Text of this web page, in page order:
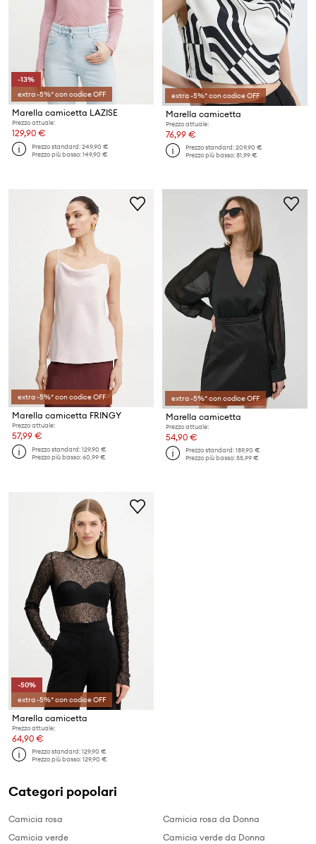
-13%
extra -5%* con codice OFF
Marella camicetta LAZISE
Prezzo attuale:
129,90 €
Prezzo standard:249,90 €
Prezzo più basso:149,90 €
extra -5%* con codice OFF
Marella camicetta
Prezzo attuale:
76,99 €
Prezzo standard:209,90 €
Prezzo più basso:81,99 €
extra -5%* con codice OFF
Marella camicetta FRINGY
Prezzo attuale:
57,99 €
Prezzo standard:129,90 €
Prezzo più basso:60,99 €
extra -5%* con codice OFF
Marella camicetta
Prezzo attuale:
54,90 €
Prezzo standard:189,90 €
Prezzo più basso:55,99 €
-50%
extra -5%* con codice OFF
Marella camicetta
Prezzo attuale:
64,90 €
Prezzo standard:129,90 €
Prezzo più basso:129,90 €
Categori popolari
Camicia rosa
Camicia verde
Camicia rosa da Donna
Camicia verde da Donna